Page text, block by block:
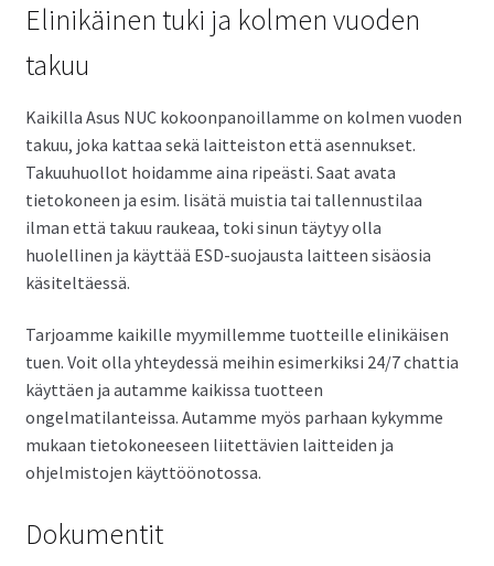
Elinikäinen tuki ja kolmen vuoden
takuu
Kaikilla Asus NUC kokoonpanoillamme on kolmen vuoden
takuu, joka kattaa sekä laitteiston että asennukset.
Takuuhuollot hoidamme aina ripeästi. Saat avata
tietokoneen ja esim. lisätä muistia tai tallennustilaa
ilman että takuu raukeaa, toki sinun täytyy olla
huolellinen ja käyttää ESD-suojausta laitteen sisäosia
käsiteltäessä.
Tarjoamme kaikille myymillemme tuotteille elinikäisen
tuen. Voit olla yhteydessä meihin esimerkiksi 24/7 chattia
käyttäen ja autamme kaikissa tuotteen
ongelmatilanteissa. Autamme myös parhaan kykymme
mukaan tietokoneeseen liitettävien laitteiden ja
ohjelmistojen käyttöönotossa.
Dokumentit